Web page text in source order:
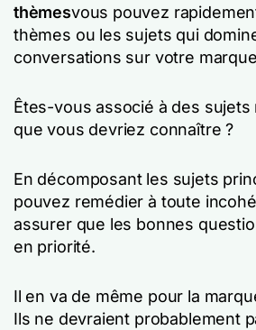
thèmesvous pouvez
thèmes ou les sujets qui
conversations sur votre
Êtes-vous associé à des
que vous devriez connaître ?
En décomposant les sujets
pouvez remédier à toute
assurer que les bonnes
en priorité.
Il en va de même pour la
Ils ne devraient probablement